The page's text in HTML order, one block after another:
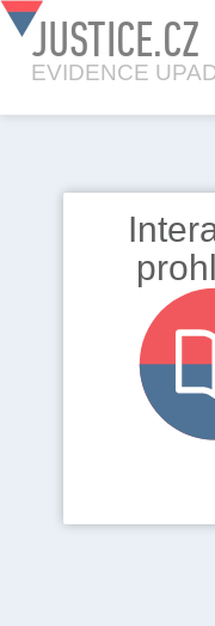
JUSTICE.CZ
EVIDENCE